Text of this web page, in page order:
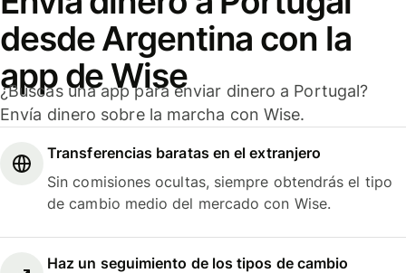
desde Argentina con la
app de Wise
¿Buscas una app para enviar dinero a Portugal?
Envía dinero sobre la marcha con Wise.
Transferencias baratas en el extranjero
Sin comisiones ocultas, siempre obtendrás el tipo
de cambio medio del mercado con Wise.
Haz un seguimiento de los tipos de cambio